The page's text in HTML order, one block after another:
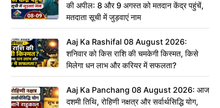
की अपील: 8 और 9 अगस्त को मतदान केंद्र पहुंचें,
मतदाता सूची में जुड़वाएं नाम
Aaj Ka Rashifal 08 August 2026:
शनिवार को किस राशि की चमकेगी किस्मत, किसे
मिलेगा धन लाभ और करियर में सफलता?
Aaj Ka Panchang 08 August 2026: आज
दशमी तिथि, रोहिणी नक्षत्र और सर्वार्थसिद्धि योग,